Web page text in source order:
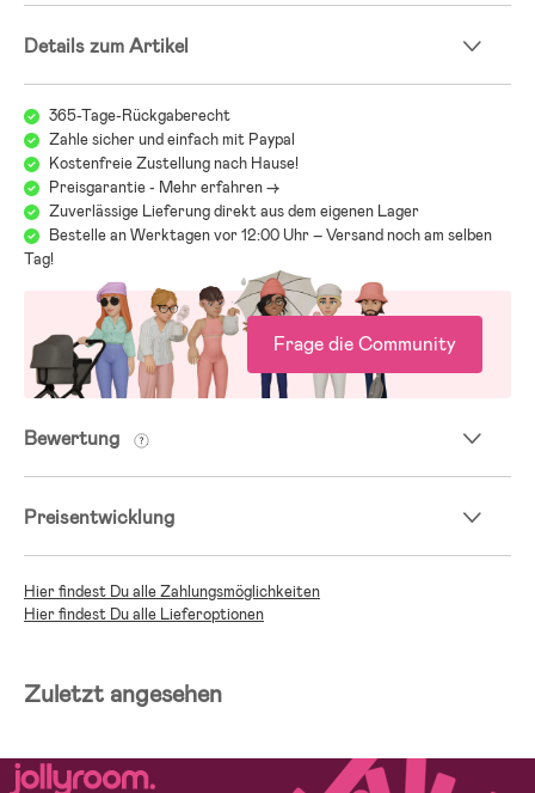
- Ergonomischer Schnitt für mehr Bewegungsfreiheit und Komfort.
- Reflektierende Details.
- Frei von PFC.
- HINWEIS: Didriksons fallen in der Regel etwas größer aus.
- Futter: 100 % Polyamid.
- Wattierung: 100 % Polyester.
- Außenstoff: 100 % Polyamid.
Größe und Passform:
Größe des Models: 118 cm
Unser Model trägt Größe: 120
Details zum Artikel
365-Tage-Rückgaberecht
Zahle sicher und einfach mit Paypal
Kostenfreie Zustellung nach Hause!
Preisgarantie - Mehr erfahren ->
Zuverlässige Lieferung direkt aus dem eigenen Lager
Bestelle an Werktagen vor 12:00 Uhr – Versand noch am selben
Tag!
Frage die Community
Bewertung
Preisentwicklung
Hier findest Du alle Zahlungsmöglichkeiten
Hier findest Du alle Lieferoptionen
Zuletzt angesehen